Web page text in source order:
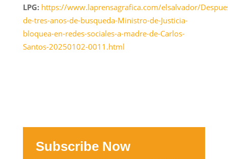
LPG: https://www.laprensagrafica.com/elsalvador/
de-tres-anos-de-busqueda-Ministro-de-Justicia-
bloquea-en-redes-sociales-a-madre-de-Carlos-
Santos-20250102-0011.html
Subscribe Now